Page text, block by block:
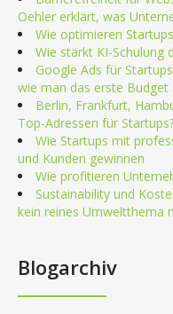
Oehler erklärt, was
Wie optimieren
Wie stärkt KI-Schulung
Google Ads für
wie man das erste Budget
Berlin, Frankfurt,
Top-Adressen für
Wie Startups mit
und Kunden gewinnen
Wie profitieren
Sustainability und
kein reines Umweltthema
Blogarchiv